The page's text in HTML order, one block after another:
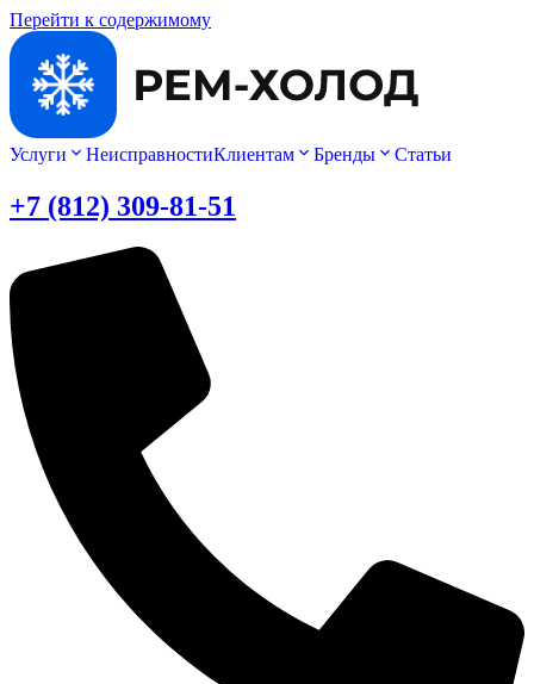
Перейти к содержимому
Услуги НеисправностиКлиентам Бренды Статьи
+7 (812) 309-81-51